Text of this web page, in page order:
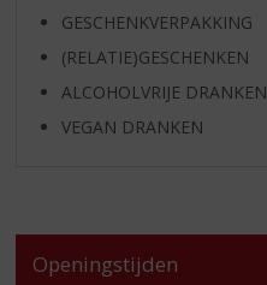
GESCHENKVERPAKKING
(RELATIE)GESCHENKEN
ALCOHOLVRIJE DRANKEN
VEGAN DRANKEN
Openingstijden